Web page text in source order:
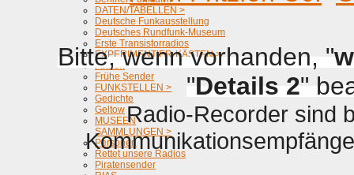
DATEN/TABELLEN >
Deutsche Funkausstellung
Deutsches Rundfunk-Museum
Erste Transistorradios
EXPERIMENTIER-KÄSTEN >
Firmen
Frühe Sender
FUNKSTELLEN >
Gedichte
Geltow
MUSEEN
SAMMLUNGEN >
Personen
Rettet unsere Radios
Piratensender
Bitte, wenn vorhanden, "
"Details 2"
Radio-Recorder sind